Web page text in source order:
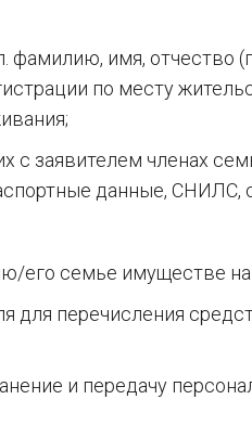
фамилию, имя, отчество
по месту
с заявителем членах
данные, СНИЛС,
его семье имуществе на
для перечисления
и передачу